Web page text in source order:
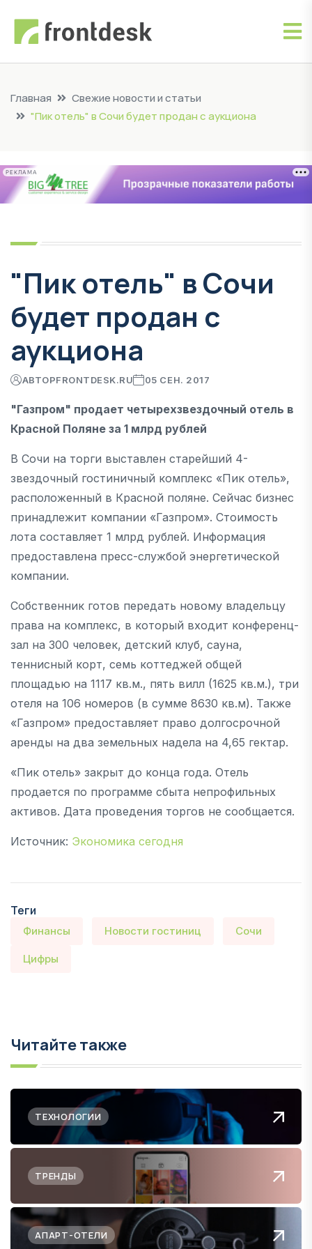
Главная
Свежие новости и статьи
"Пик отель" в Сочи будет продан с аукциона
РЕКЛАМА
"Пик отель" в Сочи
будет продан с
аукциона
АВТОРFRONTDESK.RU 05 СЕН. 2017
"Газпром" продает четырехзвездочный отель в
Красной Поляне за 1 млрд рублей
В Сочи на торги выставлен старейший 4-
звездочный гостиничный комплекс «Пик отель»,
расположенный в Красной поляне. Сейчас бизнес
принадлежит компании «Газпром». Стоимость
лота составляет 1 млрд рублей. Информация
предоставлена пресс-службой энергетической
компании.
Собственник готов передать новому владельцу
права на комплекс, в который входит конференц-
зал на 300 человек, детский клуб, сауна,
теннисный корт, семь коттеджей общей
площадью на 1117 кв.м., пять вилл (1625 кв.м.), три
отеля на 106 номеров (в сумме 8630 кв.м). Также
«Газпром» предоставляет право долгосрочной
аренды на два земельных надела на 4,65 гектар.
«Пик отель» закрыт до конца года. Отель
продается по программе сбыта непрофильных
активов. Дата проведения торгов не сообщается.
Источник: Экономика сегодня
Теги
Финансы Новости гостиниц Сочи
Цифры
Читайте также
ТЕХНОЛОГИИ
ТРЕНДЫ
АПАРТ-ОТЕЛИ